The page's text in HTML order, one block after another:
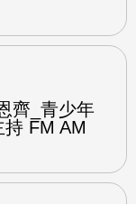
齊_青少年
FM AM